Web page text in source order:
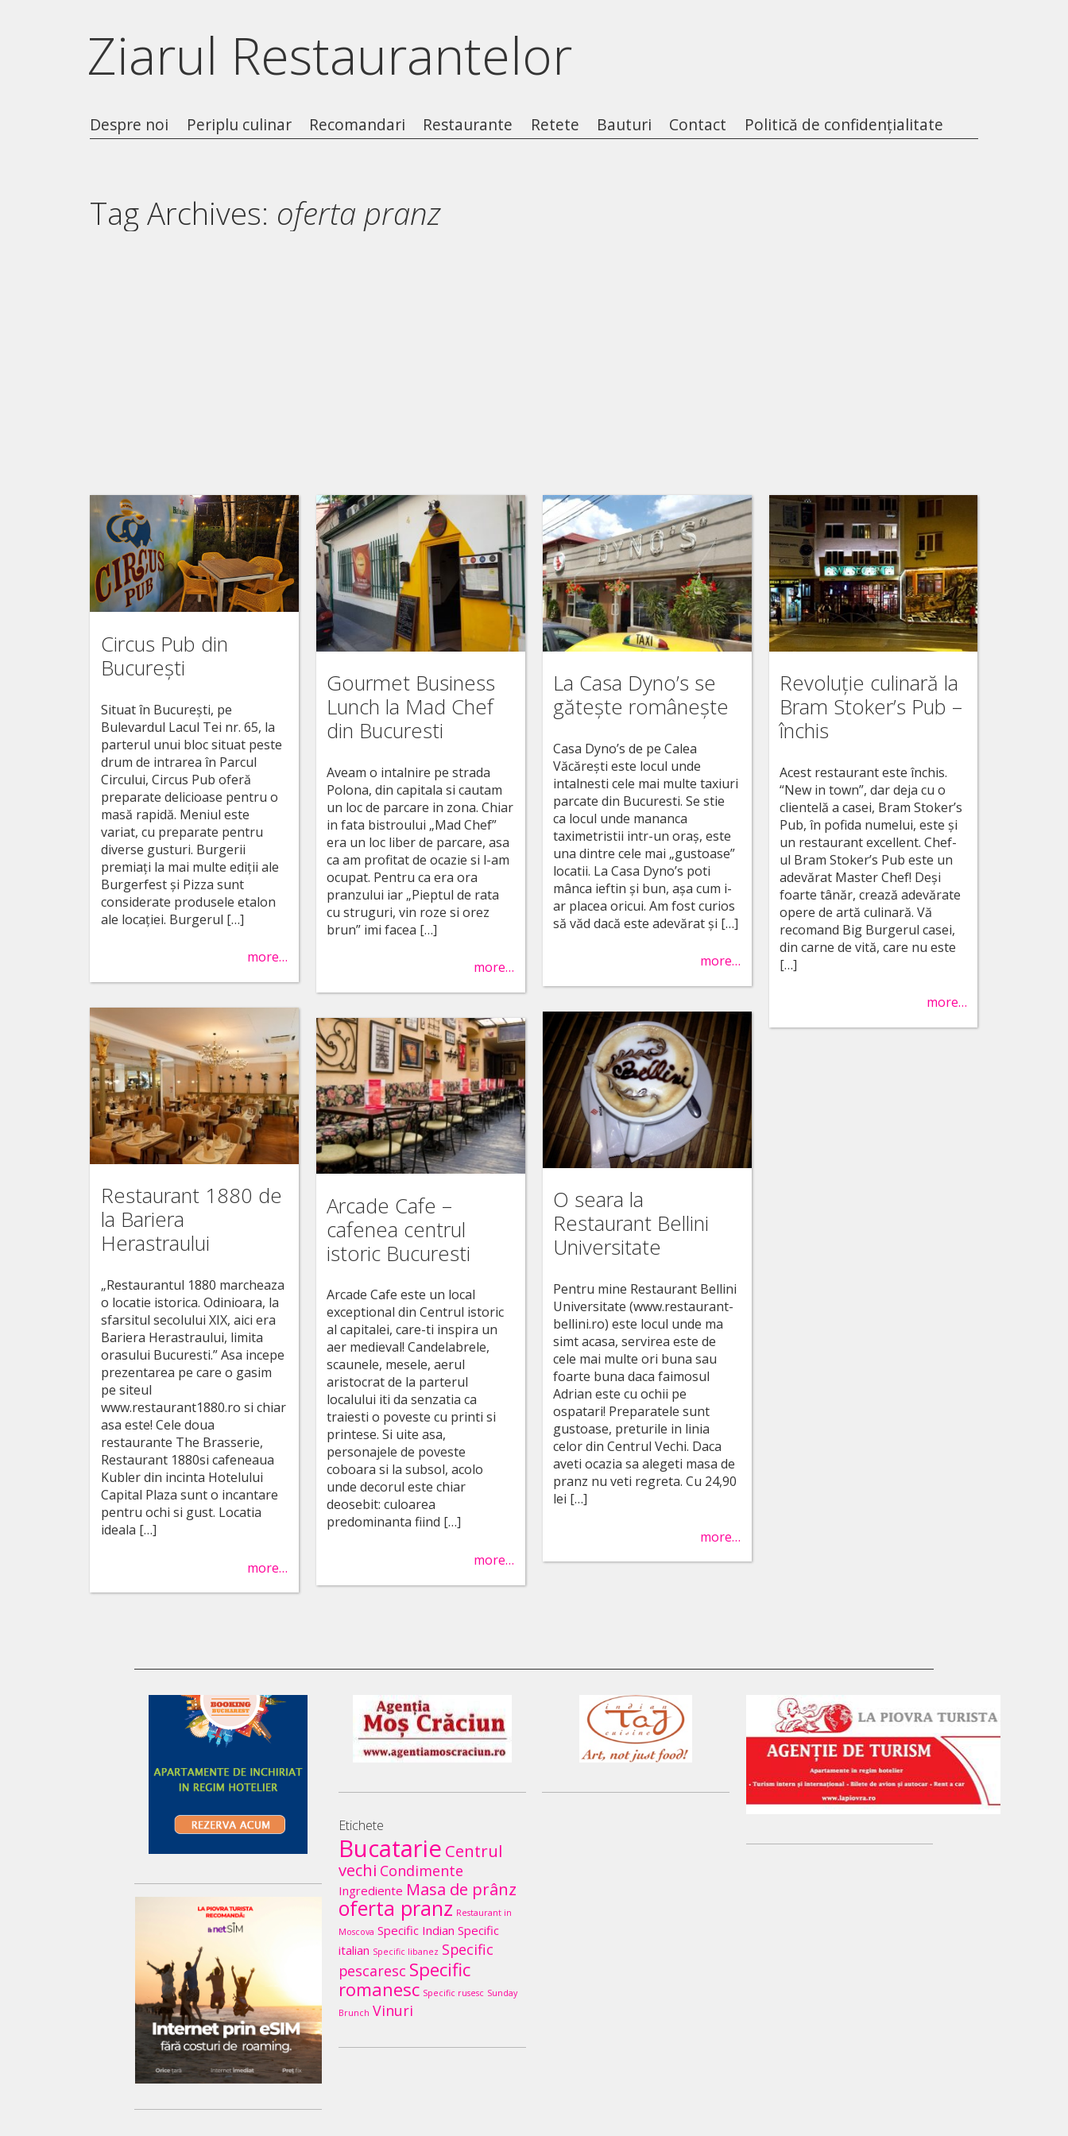
Ziarul Restaurantelor
Despre noi Periplu culinar Recomandari Restaurante Retete Bauturi Contact Politică de confidențialitate
Tag Archives: oferta pranz
Circus Pub din
București
Situat în București, pe
Bulevardul Lacul Tei nr. 65, la
parterul unui bloc situat peste
drum de intrarea în Parcul
Circului, Circus Pub oferă
preparate delicioase pentru o
masă rapidă. Meniul este
variat, cu preparate pentru
diverse gusturi. Burgerii
premiați la mai multe ediții ale
Burgerfest și Pizza sunt
considerate produsele etalon
ale locației. Burgerul […]
more…
Restaurant 1880 de
la Bariera
Herastraului
„Restaurantul 1880 marcheaza
o locatie istorica. Odinioara, la
sfarsitul secolului XIX, aici era
Bariera Herastraului, limita
orasului Bucuresti.” Asa incepe
prezentarea pe care o gasim
pe siteul
www.restaurant1880.ro si chiar
asa este! Cele doua
restaurante The Brasserie,
Restaurant 1880si cafeneaua
Kubler din incinta Hotelului
Capital Plaza sunt o incantare
pentru ochi si gust. Locatia
ideala […]
more…
Gourmet Business
Lunch la Mad Chef
din Bucuresti
Aveam o intalnire pe strada
Polona, din capitala si cautam
un loc de parcare in zona. Chiar
in fata bistroului „Mad Chef”
era un loc liber de parcare, asa
ca am profitat de ocazie si l-am
ocupat. Pentru ca era ora
pranzului iar „Pieptul de rata
cu struguri, vin roze si orez
brun” imi facea […]
more…
Arcade Cafe –
cafenea centrul
istoric Bucuresti
Arcade Cafe este un local
exceptional din Centrul istoric
al capitalei, care-ti inspira un
aer medieval! Candelabrele,
scaunele, mesele, aerul
aristocrat de la parterul
localului iti da senzatia ca
traiesti o poveste cu printi si
printese. Si uite asa,
personajele de poveste
coboara si la subsol, acolo
unde decorul este chiar
deosebit: culoarea
predominanta fiind […]
more…
La Casa Dyno’s se
gătește românește
Casa Dyno’s de pe Calea
Văcărești este locul unde
intalnesti cele mai multe taxiuri
parcate din Bucuresti. Se stie
ca locul unde mananca
taximetristii intr-un oraș, este
una dintre cele mai „gustoase”
locatii. La Casa Dyno’s poti
mânca ieftin și bun, așa cum i-
ar placea oricui. Am fost curios
să văd dacă este adevărat și […]
more…
O seara la
Restaurant Bellini
Universitate
Pentru mine Restaurant Bellini
Universitate (www.restaurant-
bellini.ro) este locul unde ma
simt acasa, servirea este de
cele mai multe ori buna sau
foarte buna daca faimosul
Adrian este cu ochii pe
ospatari! Preparatele sunt
gustoase, preturile in linia
celor din Centrul Vechi. Daca
aveti ocazia sa alegeti masa de
pranz nu veti regreta. Cu 24,90
lei […]
more…
Revoluţie culinară la
Bram Stoker’s Pub –
închis
Acest restaurant este închis.
“New in town”, dar deja cu o
clientelă a casei, Bram Stoker’s
Pub, în pofida numelui, este şi
un restaurant excellent. Chef-
ul Bram Stoker’s Pub este un
adevărat Master Chef! Deşi
foarte tânăr, crează adevărate
opere de artă culinară. Vă
recomand Big Burgerul casei,
din carne de vită, care nu este
[…]
more…
Etichete
Bucatarie Centrul
vechi Condimente
Ingrediente Masa de prânz
oferta pranz Restaurant in
Moscova Specific Indian Specific
italian Specific libanez Specific
pescaresc Specific
romanesc Specific rusesc Sunday
Brunch Vinuri